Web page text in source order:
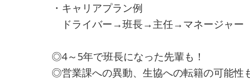
・キャリアプラン例
ドライバー→班長→主任→マネージャー
◎4～5年で班長になった先輩も！
◎営業課への異動、生協への転籍の可能性